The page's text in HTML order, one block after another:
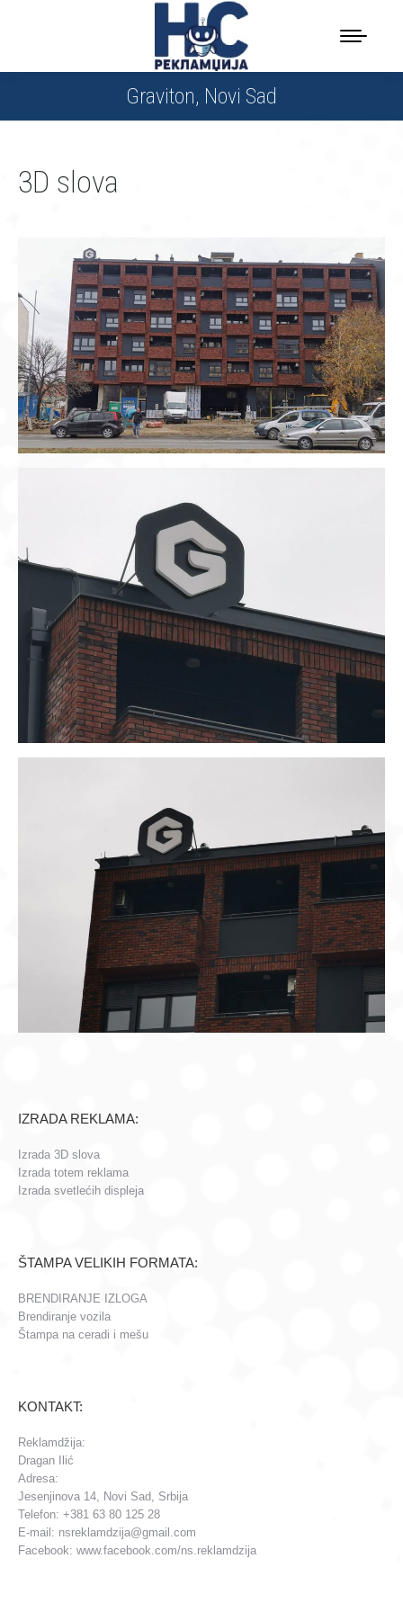
Graviton, Novi Sad
3D slova
IZRADA REKLAMA:
Izrada 3D slova
Izrada totem reklama
Izrada svetlećih displeja
ŠTAMPA VELIKIH FORMATA:
BRENDIRANJE IZLOGA
Brendiranje vozila
Štampa na ceradi i mešu
KONTAKT:
Reklamdžija:
Dragan Ilić
Adresa:
Jesenjinova 14, Novi Sad, Srbija
Telefon: +381 63 80 125 28
E-mail: nsreklamdzija@gmail.com
Facebook: www.facebook.com/ns.reklamdzija